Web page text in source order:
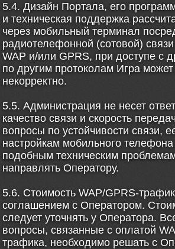
5.4. Дизайн Портала, его
и техническая поддержка
через мобильный терминал
радиотелефонной (сотовой)
WAP и/или GPRS, при доступе с
по другим протоколам Игра может
некорректно.
5.5. Администрация не несет
качество связи и скорость
вопросы по устойчивости связи,
настройкам мобильного
подобным техническим
направлять Оператору.
5.6. Стоимость WAP/GPRS-
соглашением с Оператором.
следует уточнять у Оператора.
вопросы, связанные с оплатой
трафика, необходимо решать с